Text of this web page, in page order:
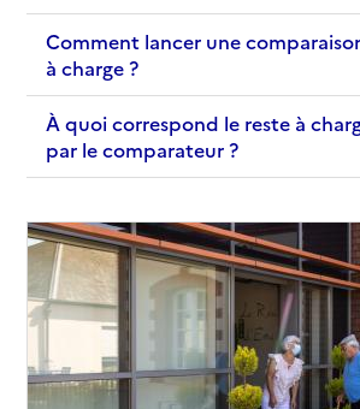
02 38 29 38 29
Contact
Site internet
Rapport HAS
Voir les prix
EHPAD Quiétude
Adresse
Rue Voltaire
45270-Bellegarde
02 38 90 13 29
Comment lancer une
à charge ?
À quoi correspond le reste à
par le comparateur ?